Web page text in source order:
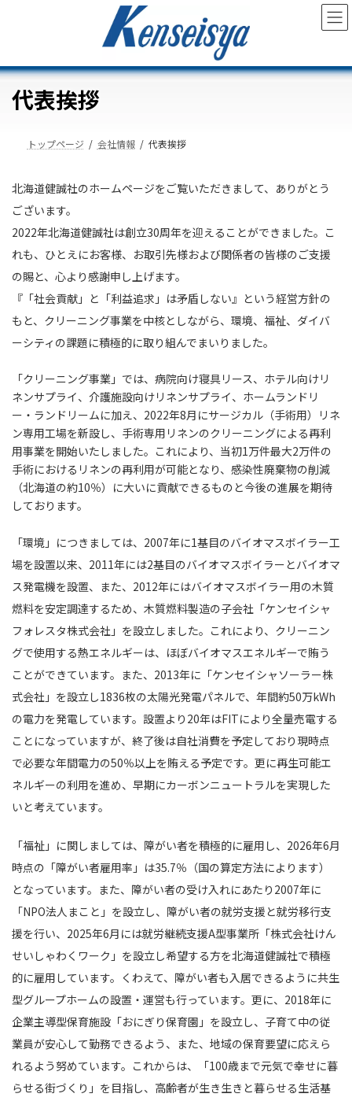
ツ
シ
代表挨拶
トップページ 会社情報 代表挨拶
北海道健誠社のホームページをご覧いただきまして、ありがとう
ございます。
2022年北海道健誠社は創立30周年を迎えることができました。こ
れも、ひとえにお客様、お取引先様および関係者の皆様のご支援
の賜と、心より感謝申し上げます。
『「社会貢献」と「利益追求」は矛盾しない』という経営方針の
もと、クリーニング事業を中核としながら、環境、福祉、ダイバ
ーシティの課題に積極的に取り組んでまいりました。
「クリーニング事業」では、病院向け寝具リース、ホテル向けリ
ネンサプライ、介護施設向けリネンサプライ、ホームランドリ
ー・ランドリームに加え、2022年8月にサージカル（手術用）リネ
ン専用工場を新設し、手術専用リネンのクリーニングによる再利
用事業を開始いたしました。これにより、当初1万件最大2万件の
手術におけるリネンの再利用が可能となり、感染性廃棄物の削減
（北海道の約10％）に大いに貢献できるものと今後の進展を期待
しております。
「環境」につきましては、2007年に1基目のバイオマスボイラー工
場を設置以来、2011年には2基目のバイオマスボイラーとバイオマ
ス発電機を設置、また、2012年にはバイオマスボイラー用の木質
燃料を安定調達するため、木質燃料製造の子会社「ケンセイシャ
フォレスタ株式会社」を設立しました。これにより、クリーニン
グで使用する熱エネルギーは、ほぼバイオマスエネルギーで賄う
ことができています。また、2013年に「ケンセイシャソーラー株
式会社」を設立し1836枚の太陽光発電パネルで、年間約50万kWh
の電力を発電しています。設置より20年はFITにより全量売電する
ことになっていますが、終了後は自社消費を予定しており現時点
で必要な年間電力の50％以上を賄える予定です。更に再生可能エ
ネルギーの利用を進め、早期にカーボンニュートラルを実現した
いと考えています。
「福祉」に関しましては、障がい者を積極的に雇用し、2026年6月
時点の「障がい者雇用率」は35.7％（国の算定方法によります）
となっています。また、障がい者の受け入れにあたり2007年に
「NPO法人まこと」を設立し、障がい者の就労支援と就労移行支
援を行い、2025年6月には就労継続支援A型事業所「株式会社けん
せいしゃわくワーク」を設立し希望する方を北海道健誠社で積極
的に雇用しています。くわえて、障がい者も入居できるように共生
型グループホームの設置・運営も行っています。更に、2018年に
企業主導型保育施設「おにぎり保育園」を設立し、子育て中の従
業員が安心して勤務できるよう、また、地域の保育要望に応えら
れるよう努めています。これからは、「100歳まで元気で幸せに暮
らせる街づくり」を目指し、高齢者が生き生きと暮らせる生活基